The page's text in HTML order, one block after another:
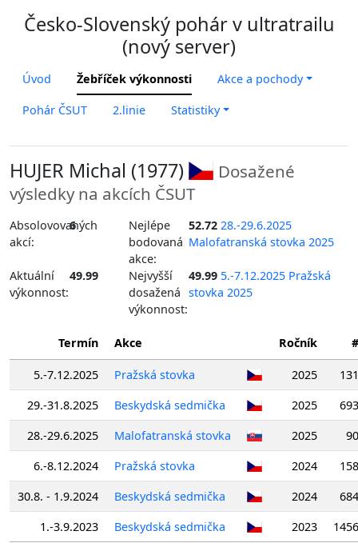
Česko-Slovenský pohár v ultratrailu
(nový server)
Úvod Žebříček výkonnosti Akce a pochody
Pohár ČSUT 2.linie Statistiky
HUJER Michal (1977)
Dosažené
výsledky na akcích ČSUT
Absolovovaných
akcí:
6
Nejlépe
bodovaná
akce:
52.72 28.-29.6.2025
Malofatranská stovka 2025
Aktuální
výkonnost:
49.99
Nejvyšší
dosažená
výkonnost:
49.99 5.-7.12.2025 Pražská
stovka 2025
Termín Akce Ročník #
5.-7.12.2025 Pražská stovka 2025
131
29.-31.8.2025
Beskydská sedmička 2025
693
28.-29.6.2025
Malofatranská stovka 2025
90
6.-8.12.2024
Pražská stovka 2024
158
30.8. - 1.9.2024
Beskydská sedmička 2024
684
1.-3.9.2023
Beskydská sedmička 2023 1456